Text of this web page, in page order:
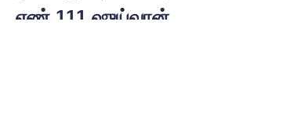
எண்.111,ஷுய்வான்